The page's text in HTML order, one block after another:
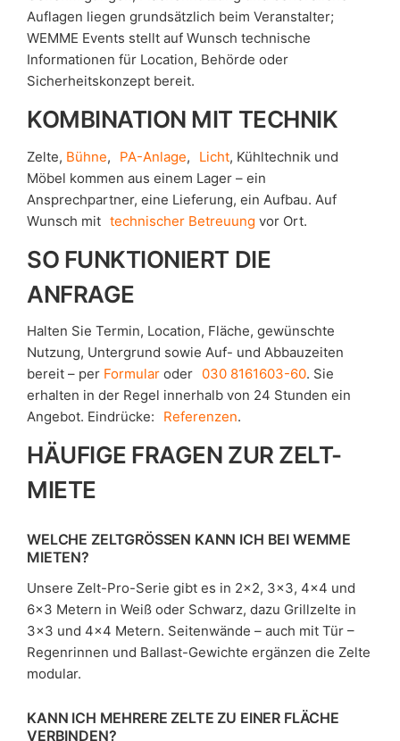
Auflagen liegen grundsätzlich beim Veranstalter;
WEMME Events stellt auf Wunsch technische
Informationen für Location, Behörde oder
Sicherheitskonzept bereit.
KOMBINATION MIT TECHNIK
Zelte, Bühne, PA-Anlage, Licht, Kühltechnik und
Möbel kommen aus einem Lager – ein
Ansprechpartner, eine Lieferung, ein Aufbau. Auf
Wunsch mit technischer Betreuung vor Ort.
SO FUNKTIONIERT DIE
ANFRAGE
Halten Sie Termin, Location, Fläche, gewünschte
Nutzung, Untergrund sowie Auf- und Abbauzeiten
bereit – per Formular oder 030 8161603-60. Sie
erhalten in der Regel innerhalb von 24 Stunden ein
Angebot. Eindrücke:
Referenzen.
HÄUFIGE FRAGEN ZUR ZELT-
MIETE
WELCHE ZELTGRÖSSEN KANN ICH BEI WEMME M
IETEN?
Unsere Zelt-Pro-Serie gibt es in 2×2, 3×3, 4×4 und
6×3 Metern in Weiß oder Schwarz, dazu Grillzelte in
3×3 und 4×4 Metern. Seitenwände – auch mit Tür –
Regenrinnen und Ballast-Gewichte ergänzen die Zelte
modular.
KANN ICH MEHRERE ZELTE ZU EINER FLÄCHE
VERBINDEN?